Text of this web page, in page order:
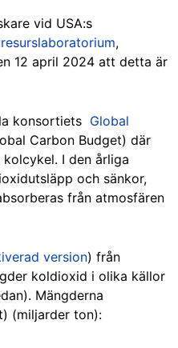
vid USA:s
,
12 april 2024 att detta är
konsortiets Global
Carbon Budget) där
I den årliga
och sänkor,
från atmosfären
version) från
koldioxid i olika källor
Mängderna
(miljarder ton):